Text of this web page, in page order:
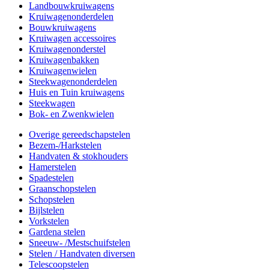
Landbouwkruiwagens
Kruiwagenonderdelen
Bouwkruiwagens
Kruiwagen accessoires
Kruiwagenonderstel
Kruiwagenbakken
Kruiwagenwielen
Steekwagenonderdelen
Huis en Tuin kruiwagens
Steekwagen
Bok- en Zwenkwielen
Overige gereedschapstelen
Bezem-/Harkstelen
Handvaten & stokhouders
Hamerstelen
Spadestelen
Graanschopstelen
Schopstelen
Bijlstelen
Vorkstelen
Gardena stelen
Sneeuw- /Mestschuifstelen
Stelen / Handvaten diversen
Telescoopstelen